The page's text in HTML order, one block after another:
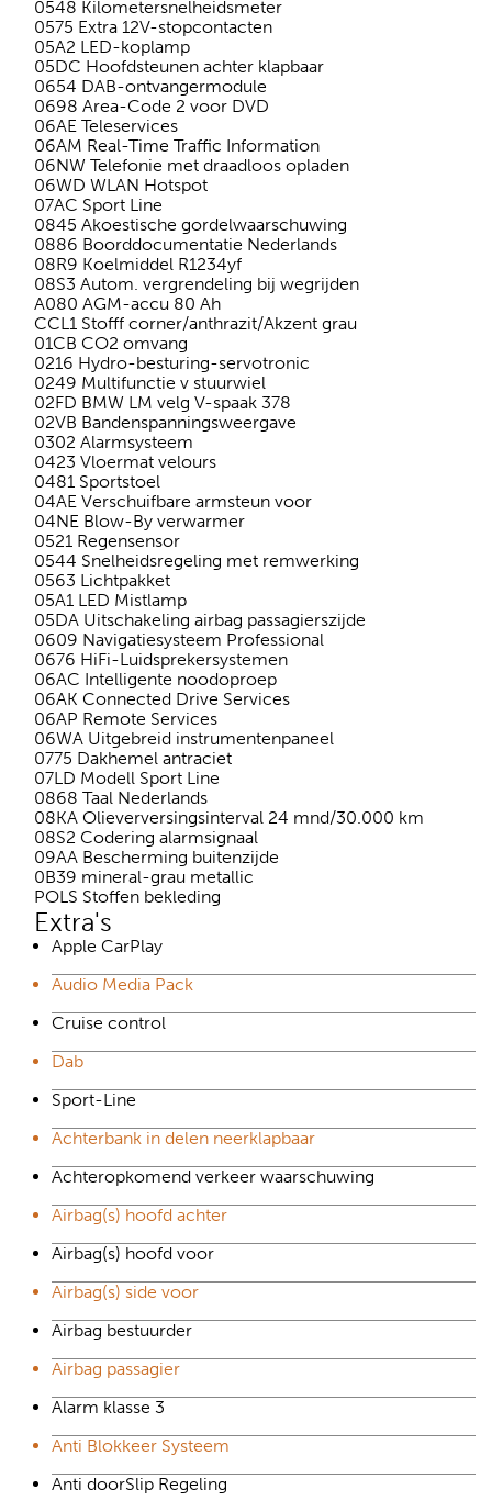
0548 Kilometersnelheidsmeter
0575 Extra 12V-stopcontacten
05A2 LED-koplamp
05DC Hoofdsteunen achter klapbaar
0654 DAB-ontvangermodule
0698 Area-Code 2 voor DVD
06AE Teleservices
06AM Real-Time Traffic Information
06NW Telefonie met draadloos opladen
06WD WLAN Hotspot
07AC Sport Line
0845 Akoestische gordelwaarschuwing
0886 Boorddocumentatie Nederlands
08R9 Koelmiddel R1234yf
08S3 Autom. vergrendeling bij wegrijden
A080 AGM-accu 80 Ah
CCL1 Stofff corner/anthrazit/Akzent grau
01CB CO2 omvang
0216 Hydro-besturing-servotronic
0249 Multifunctie v stuurwiel
02FD BMW LM velg V-spaak 378
02VB Bandenspanningsweergave
0302 Alarmsysteem
0423 Vloermat velours
0481 Sportstoel
04AE Verschuifbare armsteun voor
04NE Blow-By verwarmer
0521 Regensensor
0544 Snelheidsregeling met remwerking
0563 Lichtpakket
05A1 LED Mistlamp
05DA Uitschakeling airbag passagierszijde
0609 Navigatiesysteem Professional
0676 HiFi-Luidsprekersystemen
06AC Intelligente noodoproep
06AK Connected Drive Services
06AP Remote Services
06WA Uitgebreid instrumentenpaneel
0775 Dakhemel antraciet
07LD Modell Sport Line
0868 Taal Nederlands
08KA Olieverversingsinterval 24 mnd/30.000 km
08S2 Codering alarmsignaal
09AA Bescherming buitenzijde
0B39 mineral-grau metallic
POLS Stoffen bekleding
Extra's
Apple CarPlay
Audio Media Pack
Cruise control
Dab
Sport-Line
Achterbank in delen neerklapbaar
Achteropkomend verkeer waarschuwing
Airbag(s) hoofd achter
Airbag(s) hoofd voor
Airbag(s) side voor
Airbag bestuurder
Airbag passagier
Alarm klasse 3
Anti Blokkeer Systeem
Anti doorSlip Regeling